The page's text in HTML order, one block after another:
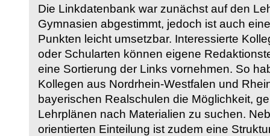
Die Linkdatenbank war zunächst auf den
Gymnasien abgestimmt, jedoch ist auch
Punkten leicht umsetzbar. Interessierte
oder Schularten können eigene
eine Sortierung der Links vornehmen. So
Kollegen aus Nordrhein-Westfalen und
bayerischen Realschulen die Möglichkeit,
Lehrplänen nach Materialien zu suchen.
orientierten Einteilung ist zudem eine